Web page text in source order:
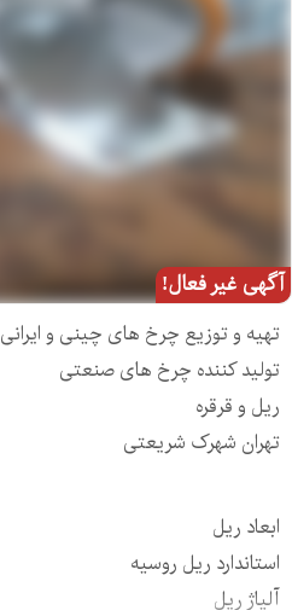
آگهی غیر فعال!
تهیه و توزیع چرخ های چینی و ایرانی
تولید کننده چرخ های صنعتی
ریل و قرقره
تهران شهرک شریعتی
ابعاد ریل
استاندارد ریل روسیه
آلیاژ ریل